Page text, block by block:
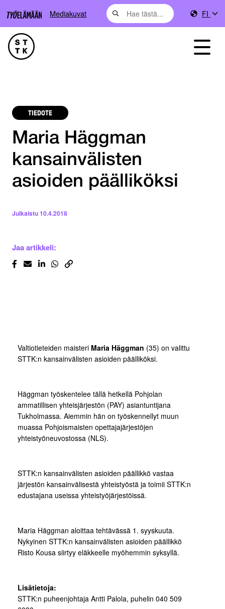
Mediakuvat FI
TIEDOTE
Maria Häggman
kansainvälisten
asioiden päälliköksi
Julkaistu10.4.2018
Jaa artikkeli:
Valtiotieteiden maisteri Maria Häggman (35) on valittu
STTK:n kansainvälisten asioiden päälliköksi.
Häggman työskentelee tällä hetkellä Pohjolan
ammatillisen yhteisjärjestön (PAY) asiantuntijana
Tukholmassa. Aiemmin hän on työskennellyt muun
muassa Pohjoismaisten opettajajärjestöjen
yhteistyöneuvostossa (NLS).
STTK:n kansainvälisten asioiden päällikkö vastaa
järjestön kansainvälisestä yhteistyöstä ja toimii STTK:n
edustajana useissa yhteistyöjärjestöissä.
Maria Häggman aloittaa tehtävässä 1. syyskuuta.
Nykyinen STTK:n kansainvälisten asioiden päällikkö
Risto Kousa siirtyy eläkkeelle myöhemmin syksyllä.
Lisätietoja:
STTK:n puheenjohtaja Antti Palola, puhelin 040 509